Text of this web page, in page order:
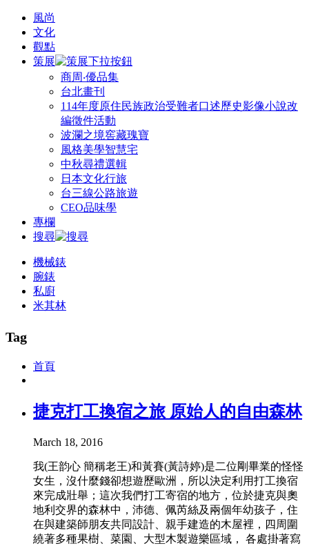
風尚
文化
觀點
策展
商周‧優品集
台北畫刊
114年度原住民族政治受難者口述歷史影像小說改
編徵件活動
波瀾之境窖藏瑰寶
風格美學智慧宅
中秋尋禮選輯
日本文化行旅
台三線公路旅遊
CEO品味學
專欄
搜尋
機械錶
腕錶
私廚
米其林
Tag
首頁
捷克打工換宿之旅 原始人的自由森林
March 18, 2016
我(王韵心 簡稱老王)和黃賽(黃詩婷)是二位剛畢業的怪怪
女生，沒什麼錢卻想遊歷歐洲，所以決定利用打工換宿
來完成壯舉；這次我們打工寄宿的地方，位於捷克與奧
地利交界的森林中，沛德、佩芮絲及兩個年幼孩子，住
在與建築師朋友共同設計、親手建造的木屋裡，四周圍
繞著多種果樹、菜園、大型木製遊樂區域， 各處掛著寫